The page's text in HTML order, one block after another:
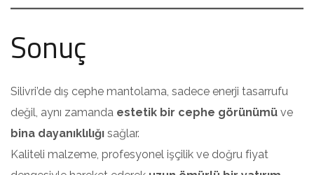
Sonuç
Silivri’de dış cephe mantolama, sadece enerji tasarrufu
değil, aynı zamanda estetik bir cephe görünümü ve
bina dayanıklılığı sağlar.
Kaliteli malzeme, profesyonel işçilik ve doğru fiyat